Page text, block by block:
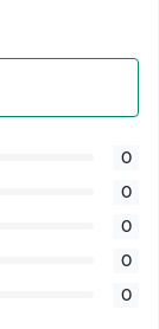
0
0
0
0
0